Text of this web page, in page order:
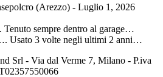
(Arezzo) - Luglio 1, 2026
Tenuto sempre dentro al garage…
Usato 3 volte negli ultimi 2 anni…
Srl - Via dal Verme 7, Milano - P.iva